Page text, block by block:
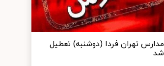
مدارس تهران فردا (دوشنبه) تعطیل
شد